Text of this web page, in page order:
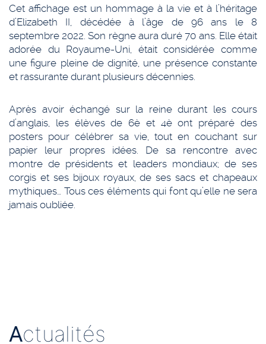
Cet affichage est un hommage à la vie et à l’héritage
d’Elizabeth II, décédée à l’âge de 96 ans le 8
septembre 2022. Son règne aura duré 70 ans. Elle était
adorée du Royaume-Uni, était considérée comme
une figure pleine de dignité, une présence constante
et rassurante durant plusieurs décennies.
Après avoir échangé sur la reine durant les cours
d’anglais, les élèves de 6è et 4è ont préparé des
posters pour célébrer sa vie, tout en couchant sur
papier leur propres idées. De sa rencontre avec
montre de présidents et leaders mondiaux; de ses
corgis et ses bijoux royaux, de ses sacs et chapeaux
mythiques… Tous ces éléments qui font qu’elle ne sera
jamais oubliée.
Actualités